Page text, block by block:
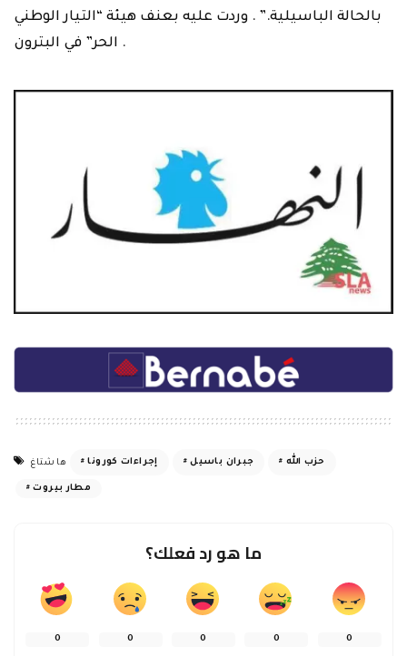
بالحالة الباسيلية.” . ‏وردت عليه بعنف هيئة “التيار الوطني
الحر” في البترون‎ .‎
هاشتاغ إجراءات كورونا جبران باسيل حزب الله
مطار بيروت
ما هو رد فعلك؟
0 0 0 0 0